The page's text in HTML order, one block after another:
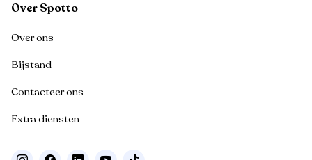
Over Spotto
Over ons
Bijstand
Contacteer ons
Extra diensten